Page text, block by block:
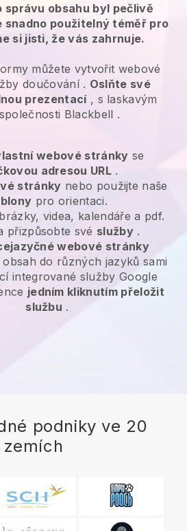
správu obsahu byl pečlivě
použitelný téměř pro
si jisti, že vás zahrnuje.
můžete vytvořit webové
doučování. Oslňte své
prezentací, s laskavým
Blackbell .
webové stránky se
adresou URL .
stránky nebo použijte naše
pro orientaci.
videa, kalendáře a pdf.
přizpůsobte své služby.
webové stránky
obsah do různých jazyků sami
integrované služby Google
jedním kliknutím přeložit
službu .
podniky ve 20
zemích